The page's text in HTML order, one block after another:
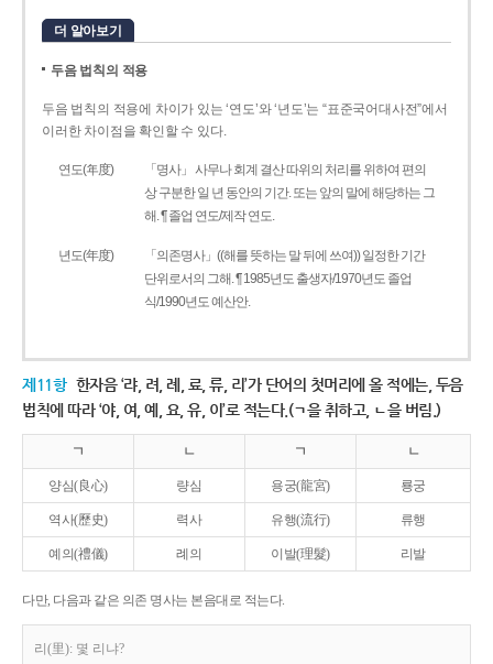
더 알아보기
두음 법칙의 적용
두음 법칙의 적용에 차이가 있는 ‘연도’와 ‘년도’는 “표준국어대사전”에서
이러한 차이점을 확인할 수 있다.
연도(年度)
「명사」 사무나 회계 결산 따위의 처리를 위하여 편의
상 구분한 일 년 동안의 기간. 또는 앞의 말에 해당하는 그
해. ¶ 졸업 연도/제작 연도.
년도(年度)
「의존명사」((해를 뜻하는 말 뒤에 쓰여)) 일정한 기간
단위로서의 그해. ¶ 1985년도 출생자/1970년도 졸업
식/1990년도 예산안.
제11항 한자음 ‘랴, 려, 례, 료, 류, 리’가 단어의 첫머리에 올 적에는, 두음
법칙에 따라 ‘야, 여, 예, 요, 유, 이’로 적는다.(ㄱ을 취하고, ㄴ을 버림.)
ㄱ ㄴ ㄱ ㄴ
양심(良心) 량심 용궁(龍宮) 룡궁
역사(歷史) 력사 유행(流行) 류행
예의(禮儀) 례의 이발(理髮) 리발
다만, 다음과 같은 의존 명사는 본음대로 적는다.
리(里): 몇 리냐?